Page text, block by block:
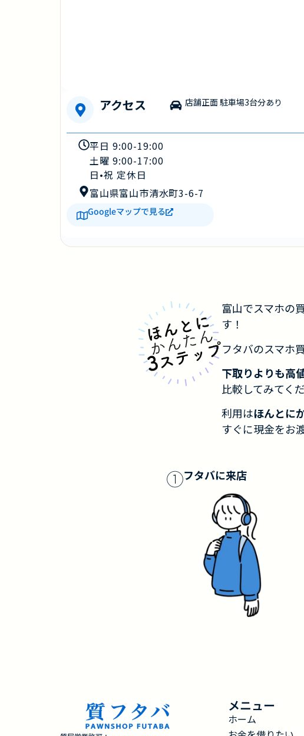
アクセス 店舗正面 駐車場3台分あり
平日 9:00-19:00
土曜 9:00-17:00
日•祝 定休日
富山県富山市清水町3-6-7
Googleマップで見る
富山でスマホの
す！
フタバのスマホ
下取りよりも高
比較してみてく
利用はほんとに
すぐに現金をお
①フタバに来店
メニュー
ホーム